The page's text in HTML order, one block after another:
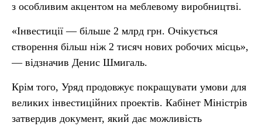
з особливим акцентом на меблевому виробництві.
«Інвестиції — більше 2 млрд грн. Очікується
створення більш ніж 2 тисяч нових робочих місць»,
— відзначив Денис Шмигаль.
Крім того, Уряд продовжує покращувати умови для
великих інвестиційних проектів. Кабінет Міністрів
затвердив документ, який дає можливість